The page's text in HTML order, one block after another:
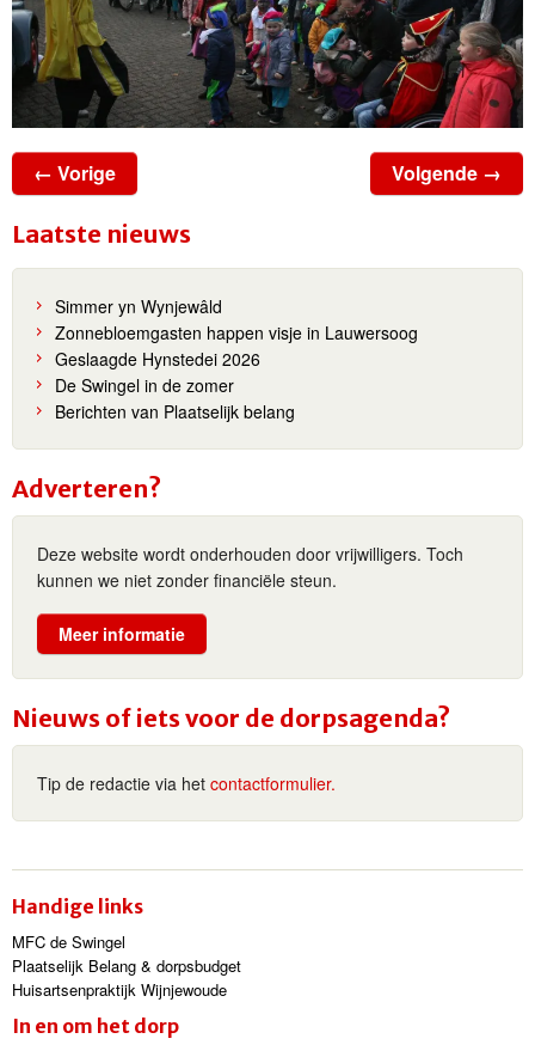
← Vorige Volgende →
Laatste nieuws
Simmer yn Wynjewâld
Zonnebloemgasten happen visje in Lauwersoog
Geslaagde Hynstedei 2026
De Swingel in de zomer
Berichten van Plaatselijk belang
Adverteren?
Deze website wordt onderhouden door vrijwilligers. Toch
kunnen we niet zonder financiële steun.
Meer informatie
Nieuws of iets voor de dorpsagenda?
Tip de redactie via het contactformulier.
Handige links
MFC de Swingel
Plaatselijk Belang & dorpsbudget
Huisartsenpraktijk Wijnjewoude
In en om het dorp